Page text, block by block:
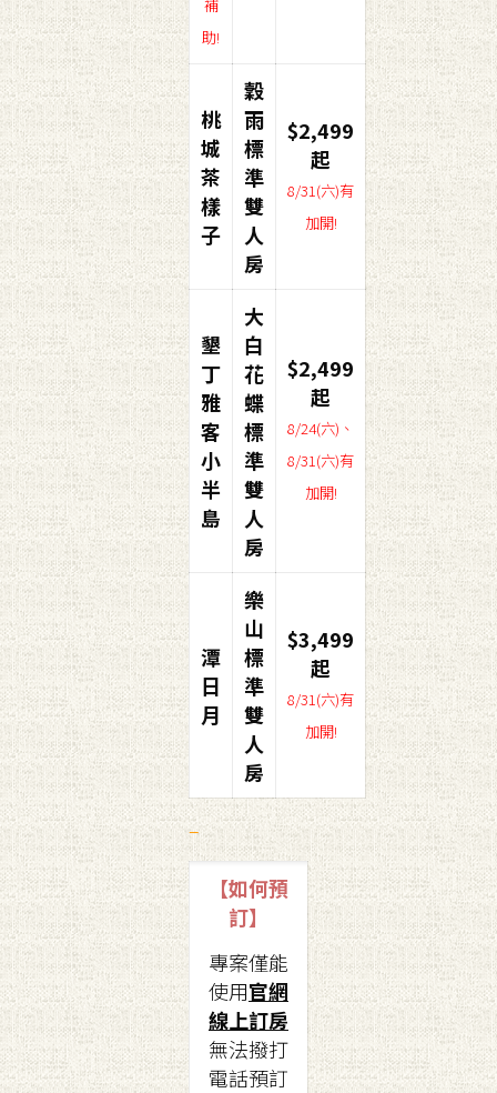
補
助!
桃
城
茶
樣
子
穀
雨
標
準
雙
人
房
$2,499
起
8/31(六)有
加開!
墾
丁
雅
客
小
半
島
大
白
花
蝶
標
準
雙
人
房
$2,499
起
8/24(六)、
8/31(六)有
加開!
潭
日
月
樂
山
標
準
雙
人
房
$3,499
起
8/31(六)有
加開!
–
【如何預
訂】
專案僅能
使用官網
線上訂房
無法撥打
電話預訂